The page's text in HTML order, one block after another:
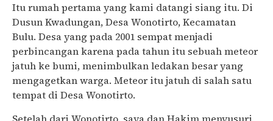
Itu rumah pertama yang kami datangi siang itu. Di
Dusun Kwadungan, Desa Wonotirto, Kecamatan
Bulu. Desa yang pada 2001 sempat menjadi
perbincangan karena pada tahun itu sebuah meteor
jatuh ke bumi, menimbulkan ledakan besar yang
mengagetkan warga. Meteor itu jatuh di salah satu
tempat di Desa Wonotirto.